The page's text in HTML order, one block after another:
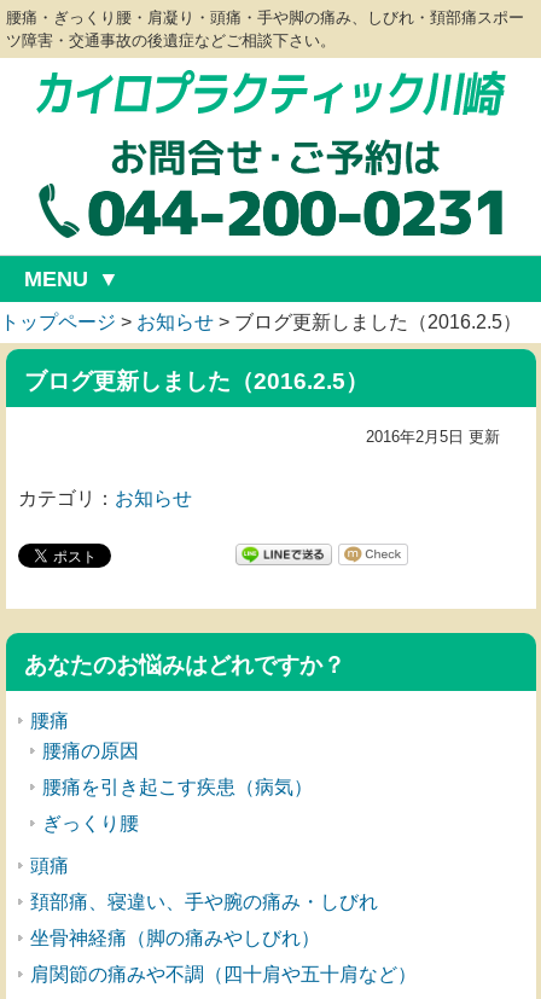
腰痛・ぎっくり腰・肩凝り・頭痛・手や脚の痛み、しびれ・頚部痛スポー
ツ障害・交通事故の後遺症などご相談下さい。
MENU
トップページ > お知らせ > ブログ更新しました（2016.2.5）
ブログ更新しました（2016.2.5）
2016年2月5日 更新
カテゴリ： お知らせ
あなたのお悩みはどれですか？
腰痛
腰痛の原因
腰痛を引き起こす疾患（病気）
ぎっくり腰
頭痛
頚部痛、寝違い、手や腕の痛み・しびれ
坐骨神経痛（脚の痛みやしびれ）
肩関節の痛みや不調（四十肩や五十肩など）